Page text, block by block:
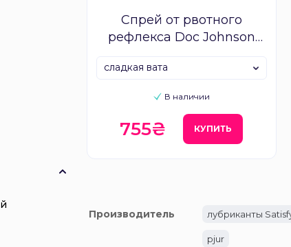
Спрей от рвотного
рефлекса Doc Johnson
В наличии
сладкая вата
755₴ КУПИТЬ
Производитель лубриканты
pjur